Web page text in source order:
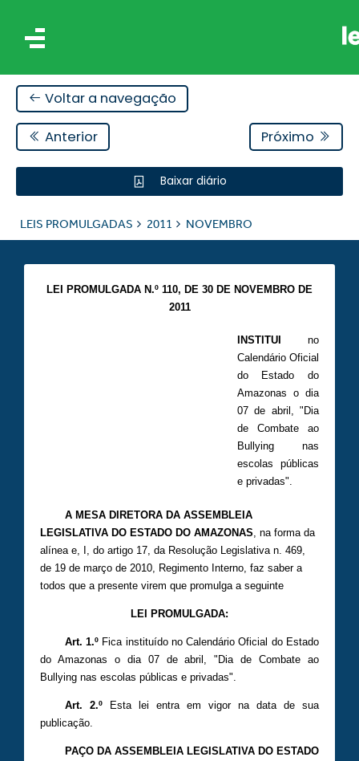
Voltar a navegação
Anterior Próximo
Baixar diário
LEIS PROMULGADAS 2011 NOVEMBRO
LEI PROMULGADA N.º 110, DE 30 DE NOVEMBRO DE
2011
INSTITUI
no
Calendário Oficial
do Estado do
Amazonas o dia
07 de abril, "Dia
de Combate ao
Bullying nas
escolas públicas
e privadas".
A MESA DIRETORA DA ASSEMBLEIA
LEGISLATIVA DO ESTADO DO AMAZONAS , na forma da
alínea e, I, do artigo 17, da Resolução Legislativa n. 469,
de 19 de março de 2010, Regimento Interno, faz saber a
todos que a presente virem que promulga a seguinte
LEI PROMULGADA:
Art. 1.º Fica instituído no Calendário Oficial do Estado
do Amazonas o dia 07 de abril, "Dia de Combate ao
Bullying nas escolas públicas e privadas".
Art. 2.ºEsta lei entra em vigor na data de sua
publicação.
PAÇO DA ASSEMBLEIA LEGISLATIVA DO ESTADO